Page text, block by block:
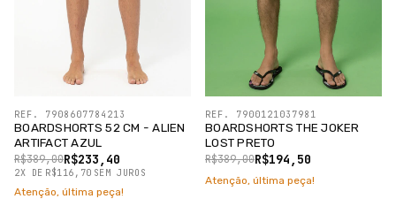
BOARDSHORTS 52 CM - ALIEN
ARTIFACT AZUL
R$233,40
R$389,00
2X DE R$116,70 SEM JUROS
REF. 7908607784213
Atenção, última peça!
BOARDSHORTS THE JOKER
LOST PRETO
R$194,50
R$389,00
REF. 7900121037981
Atenção, última peça!